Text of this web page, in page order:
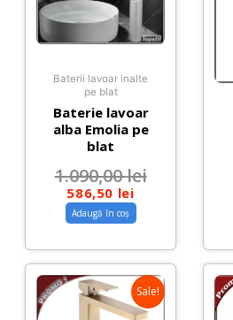
Baterii lavoar inalte
pe blat
Baterie lavoar
alba Emolia pe
blat
1.090,00lei
586,50 lei
Adaugă în coș
Sale!